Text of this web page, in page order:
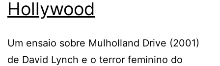
Hollywood
Um ensaio sobre Mulholland Drive (2001)
de David Lynch e o terror feminino do